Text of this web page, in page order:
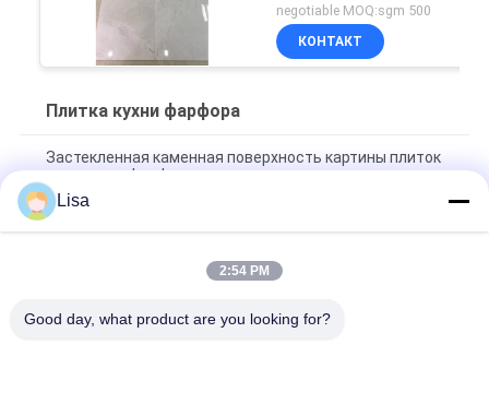
кс 24' застеклил
поддержку стены
negotiable MOQ:sgm 500
КОНТАКТ
Плитка кухни фарфора
Застекленная каменная поверхность картины плиток
пола кухни фарфора влияния вогнутая выпуклая
Сертификат КЭ керамической плитки плитка/24кс24
кухни фарфора природы каменный
Кухня фарфора Фрост устойчивая кафельная/стена
Lisa
2:54 PM
Good day, what product are you looking for?